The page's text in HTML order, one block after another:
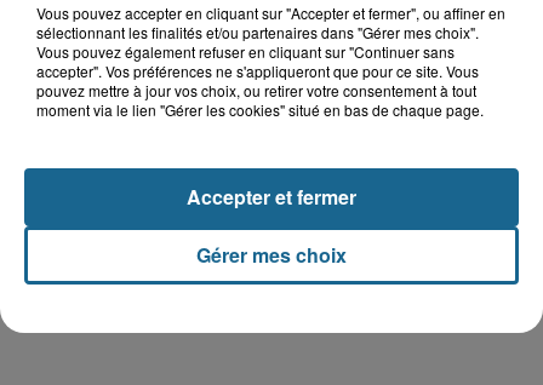
Gagnez vos entrées pour le parc
Bagatelle
Vous pouvez accepter en cliquant sur "Accepter et fermer", ou affiner en
sélectionnant les finalités et/ou partenaires dans "Gérer mes choix".
Vous pouvez également refuser en cliquant sur "Continuer sans
accepter". Vos préférences ne s'appliqueront que pour ce site. Vous
pouvez mettre à jour vos choix, ou retirer votre consentement à tout
moment via le lien "Gérer les cookies" situé en bas de chaque page.
Gérer mes choix
Accepter et fermer